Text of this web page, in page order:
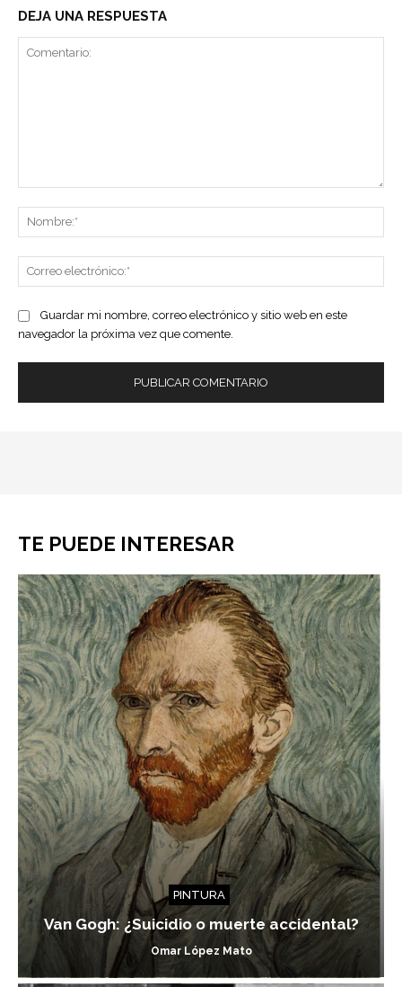
DEJA UNA RESPUESTA
Guardar mi nombre, correo electrónico y sitio web en este
navegador la próxima vez que comente.
TE PUEDE INTERESAR
PINTURA
Van Gogh: ¿Suicidio o muerte accidental?
Omar López Mato